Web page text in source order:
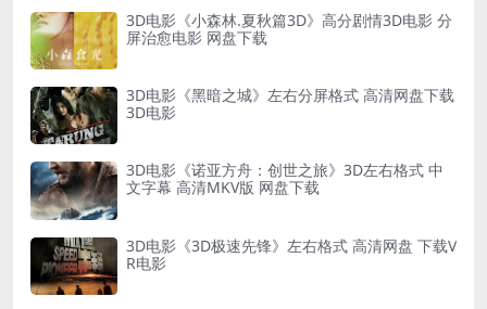
3D电影《小森林.夏秋篇3D》高分剧情3D电影 分
屏治愈电影 网盘下载
3D电影《黑暗之城》左右分屏格式 高清网盘下载
3D电影
3D电影《诺亚方舟：创世之旅》3D左右格式 中
文字幕 高清MKV版 网盘下载
3D电影《3D极速先锋》左右格式 高清网盘 下载V
R电影